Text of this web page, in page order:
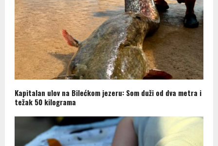
Kapitalan ulov na Bilećkom jezeru: Som duži od dva metra i
težak 50 kilograma